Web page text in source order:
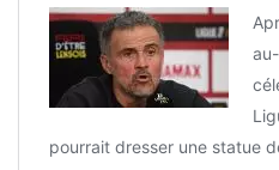
pourrait dresser une statue